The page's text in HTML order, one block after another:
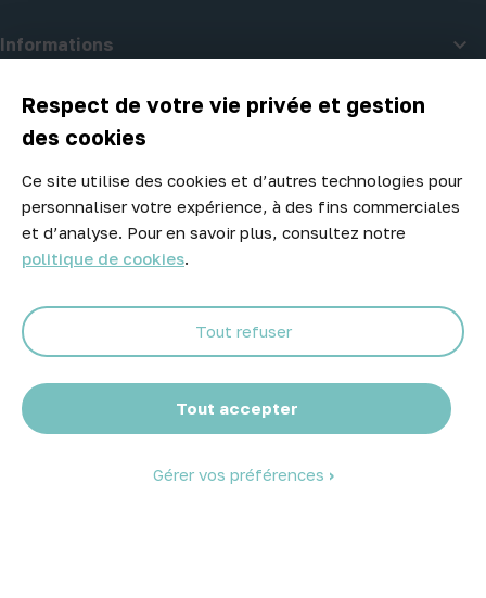
Respect de votre vie privée et gestion
des cookies
Ce site utilise des cookies et d’autres technologies pour
personnaliser votre expérience, à des fins commerciales
et d’analyse. Pour en savoir plus, consultez notre
politique de cookies.
Tout accepter
Tout refuser
Gérer vos préférences
Informations 
A propos d'Atelier Piscine
Newsletter
Ne manquez aucune opportunité ! Restez informé de nos meilleurs
prix et nouveaux arrivages.
Abonnez-vous
© 2026 Atelier Piscine - Tous droits réservés